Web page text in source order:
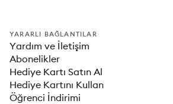
YARARLI BAĞLANTILAR
Yardım ve İletişim
Abonelikler
Hediye Kartı Satın Al
Hediye Kartını Kullan
Öğrenci İndirimi